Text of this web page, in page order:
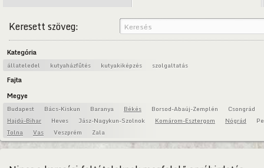
Keresett szöveg:
Kategória
állateledel kutyaházfűtés kutyakiképzés szolgaltatás
Fajta
Megye
Budapest Bács-Kiskun Baranya Békés Borsod-Abaúj-Zemplén
Csongrád
Hajdú-Bihar
Heves Jász-Nagykun-Szolnok Komárom-Esztergom Nógrád
Tolna
Vas Veszprém Zala